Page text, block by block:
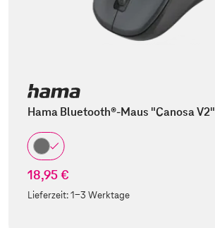
Hama Bluetooth®-Maus "Canosa V2"
18,95 €
Lieferzeit:1-3 Werktage